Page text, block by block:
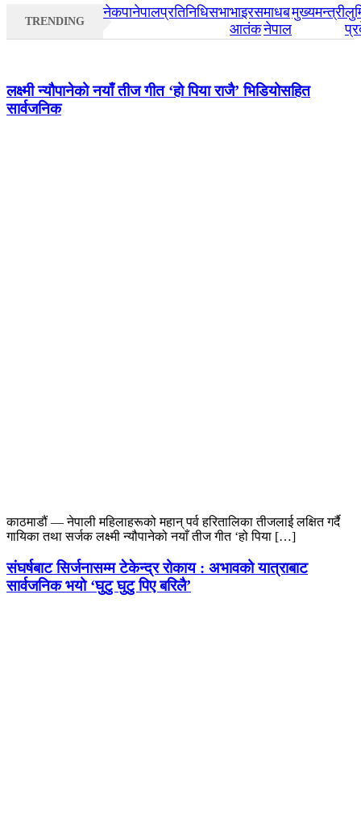
TRENDING
नेकपानेपालप्रतिनिधिसभाभाइरस
आतंक
माधब
नेपाल
मुख्यमन्त्री
लक्ष्मी न्यौपानेको नयाँ तीज गीत ‘हो पिया राजै’ भिडियोसहित
सार्वजनिक
काठमाडौं — नेपाली महिलाहरूको महान् पर्व हरितालिका तीजलाई लक्षित गर्दै
गायिका तथा सर्जक लक्ष्मी न्यौपानेको नयाँ तीज गीत ‘हो पिया […]
संघर्षबाट सिर्जनासम्म टेकेन्द्र रोकाय : अभावको यात्राबाट
सार्वजनिक भयो ‘घुटु घुटु पिए बरिलै’